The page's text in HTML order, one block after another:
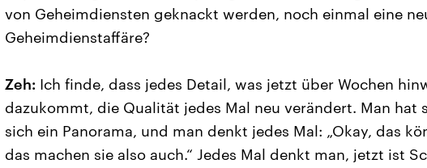
von Geheimdiensten geknackt werden, noch einmal eine
Geheimdienstaffäre?
Zeh: Ich finde, dass jedes Detail, was jetzt über Wochen
dazukommt, die Qualität jedes Mal neu verändert. Man hat
sich ein Panorama, und man denkt jedes Mal: „Okay, das
das machen sie also auch.“ Jedes Mal denkt man, jetzt ist